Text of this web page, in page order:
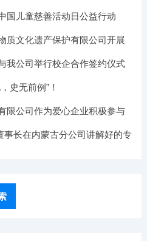
儿童慈善活动日公益行动
质文化遗产保护有限公司开展
我公司举行校企合作签约仪式
史无前例”！
限公司作为爱心企业积极参与
事长在内蒙古分公司讲解好的专